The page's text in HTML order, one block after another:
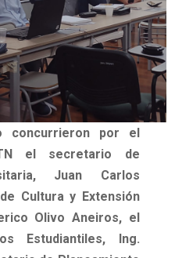
concurrieron por el
el secretario de
Juan Carlos
Cultura y Extensión
Olivo Aneiros, el
Estudiantiles, Ing.